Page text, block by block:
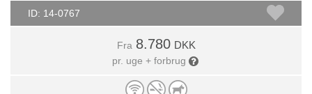
ID: 14-0767
Fra 8.780 DKK
pr. uge + forbrug